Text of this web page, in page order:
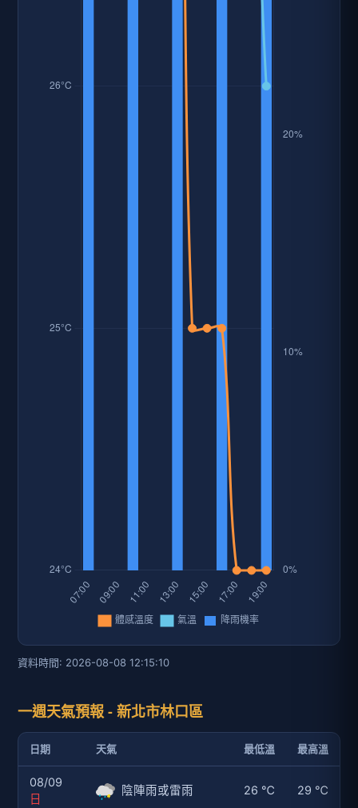
資料時間: 2026-08-08 12:15:10
一週天氣預報 - 新北市林口區
日期 天氣 最低溫 最高溫
08/09
日
陰陣雨或雷雨 26 ℃ 29 ℃